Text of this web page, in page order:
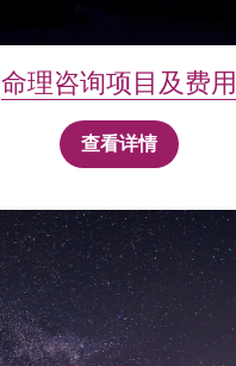
命理咨询项目及费用
查看详情